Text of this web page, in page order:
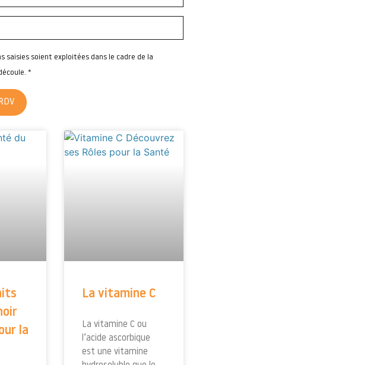
soient exploitées dans le cadre de la
*
la
La vitamine C
La vitamine C ou
l’acide ascorbique
est une vitamine